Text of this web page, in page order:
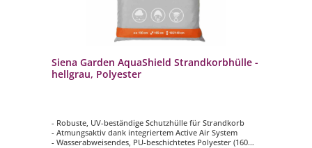
Siena Garden AquaShield Strandkorbhülle -
hellgrau, Polyester
- Robuste, UV-beständige Schutzhülle für Strandkorb
- Atmungsaktiv dank integriertem Active Air System
- Wasserabweisendes, PU-beschichtetes Polyester (160